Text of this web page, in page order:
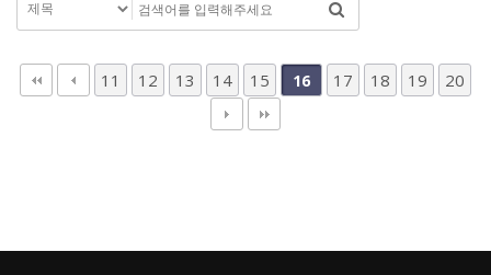
11 12 13 14 15 16 17 18 19 20